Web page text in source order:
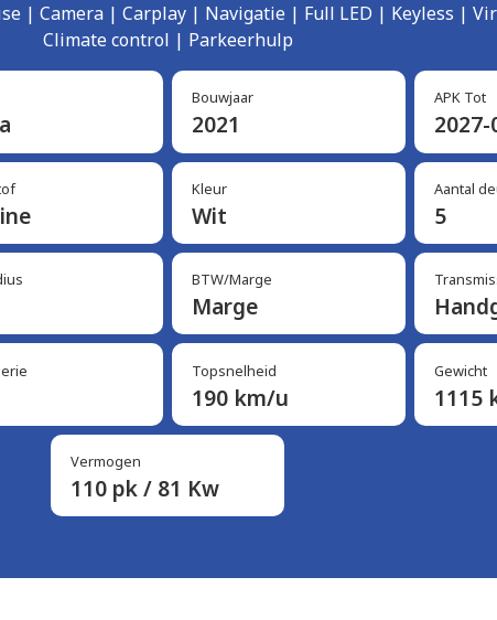
| Camera | Carplay | Navigatie | Full LED | Keyless |
Climate control | Parkeerhulp
Bouwjaar
2021
APK Tot
2027-
Kleur
Wit
Aantal
5
BTW/Marge
Marge
Topsnelheid
190 km/u
Gewicht
1115
Vermogen
110 pk / 81 Kw